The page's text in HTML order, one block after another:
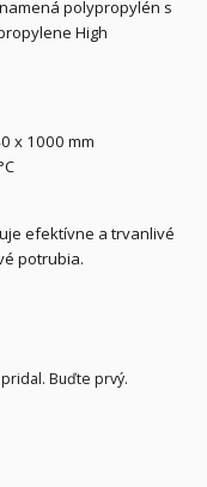
polypropylén s
High
x 1000 mm
efektívne a trvanlivé
potrubia.
Buďte prvý.